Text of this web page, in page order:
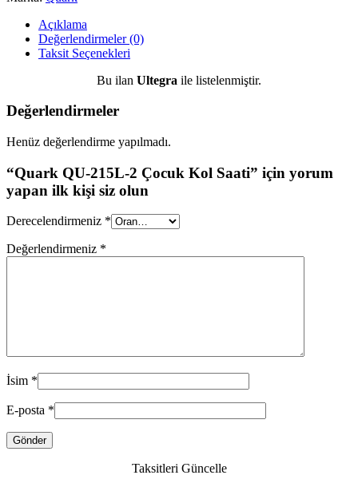
Açıklama
Değerlendirmeler (0)
Taksit Seçenekleri
Bu ilan Ultegra ile listelenmiştir.
Değerlendirmeler
Henüz değerlendirme yapılmadı.
“Quark QU-215L-2 Çocuk Kol Saati” için yorum
yapan ilk kişi siz olun
Derecelendirmeniz *
Değerlendirmeniz *
İsim *
E-posta *
Taksitleri Güncelle